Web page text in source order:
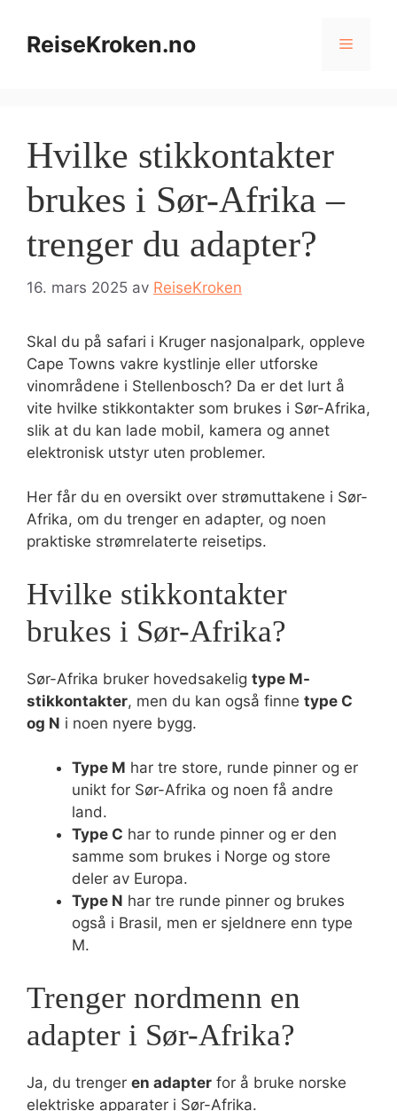
innholdReiseKroken.no Meny
Hvilke stikkontakter
brukes i Sør-Afrika –
trenger du adapter?
16. mars 2025 av ReiseKroken
Skal du på safari i Kruger nasjonalpark, oppleve
Cape Towns vakre kystlinje eller utforske
vinområdene i Stellenbosch? Da er det lurt å
vite hvilke stikkontakter som brukes i Sør-Afrika,
slik at du kan lade mobil, kamera og annet
elektronisk utstyr uten problemer.
Her får du en oversikt over strømuttakene i Sør-
Afrika, om du trenger en adapter, og noen
praktiske strømrelaterte reisetips.
Hvilke stikkontakter
brukes i Sør-Afrika?
Sør-Afrika bruker hovedsakelig type M-
stikkontakter, men du kan også finne type C
og N i noen nyere bygg.
Type M har tre store, runde pinner og er
unikt for Sør-Afrika og noen få andre
land.
Type C har to runde pinner og er den
samme som brukes i Norge og store
deler av Europa.
Type N har tre runde pinner og brukes
også i Brasil, men er sjeldnere enn type
M.
Trenger nordmenn en
adapter i Sør-Afrika?
Ja, du trenger en adapter for å bruke norske
elektriske apparater i Sør-Afrika.